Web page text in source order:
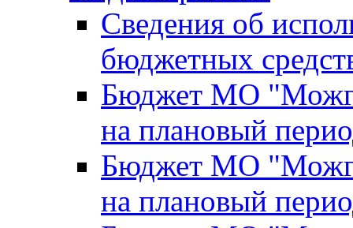
Сведения об
бюджетных
Бюджет МО
на плановый
Бюджет МО
на плановый